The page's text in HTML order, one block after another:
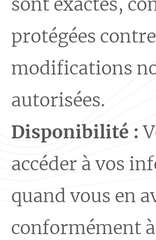
protégées
modifications
autorisées.
Disponibilité :
accéder à vos
quand vous en
conformément